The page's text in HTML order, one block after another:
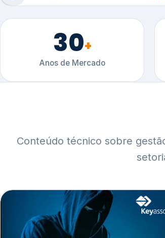
30+
Anos de Mercado
Conteúdo técnico sobre